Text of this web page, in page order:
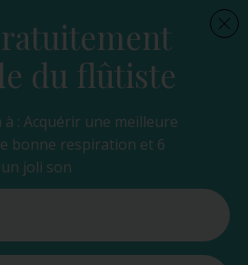
du flûtiste
: Acquérir une meilleure
bonne respiration et 6
joli son